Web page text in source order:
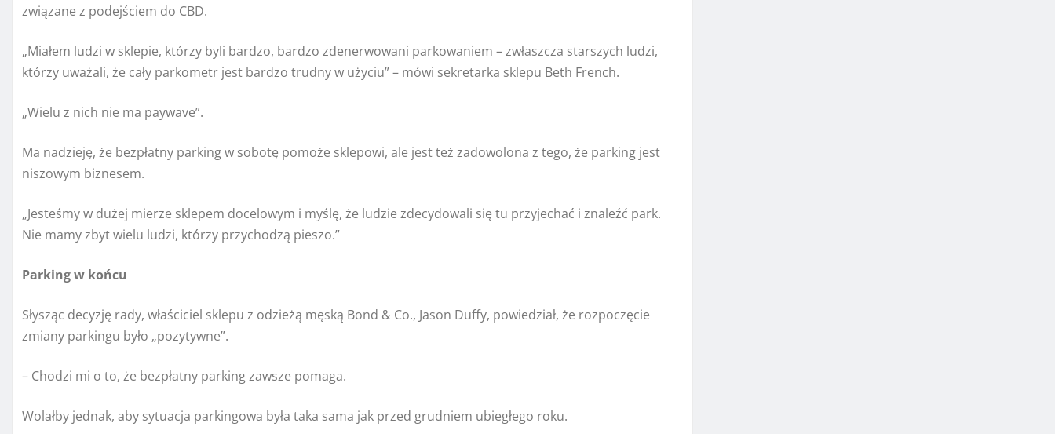
związane z podejściem do CBD.
„Miałem ludzi w sklepie, którzy byli bardzo, bardzo zdenerwowani parkowaniem – zwłaszcza starszych ludzi,
którzy uważali, że cały parkometr jest bardzo trudny w użyciu” – mówi sekretarka sklepu Beth French.
„Wielu z nich nie ma paywave”.
Ma nadzieję, że bezpłatny parking w sobotę pomoże sklepowi, ale jest też zadowolona z tego, że parking jest
niszowym biznesem.
„Jesteśmy w dużej mierze sklepem docelowym i myślę, że ludzie zdecydowali się tu przyjechać i znaleźć park.
Nie mamy zbyt wielu ludzi, którzy przychodzą pieszo.”
Parking w końcu
Słysząc decyzję rady, właściciel sklepu z odzieżą męską Bond & Co., Jason Duffy, powiedział, że rozpoczęcie
zmiany parkingu było „pozytywne”.
– Chodzi mi o to, że bezpłatny parking zawsze pomaga.
Wolałby jednak, aby sytuacja parkingowa była taka sama jak przed grudniem ubiegłego roku.